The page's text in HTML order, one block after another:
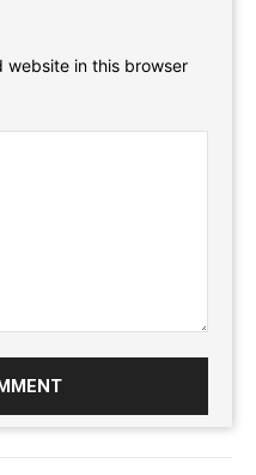
website in this browser